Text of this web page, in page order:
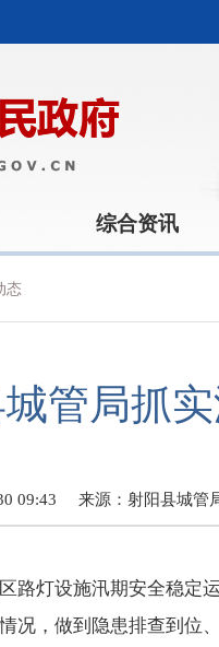
综合资讯
态
管局抓
09:43 来源： 射阳县城管
路灯设施汛期安全稳定
况，做到隐患排查到位